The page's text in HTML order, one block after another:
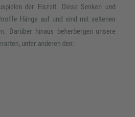
der Eiszeit. Diese Senken und
Hänge auf und sind mit seltenen
Darüber hinaus beherbergen unsere
unter anderen den: